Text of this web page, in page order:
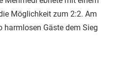
Möglichkeit zum 2:2. Am
harmlosen Gäste dem Sieg